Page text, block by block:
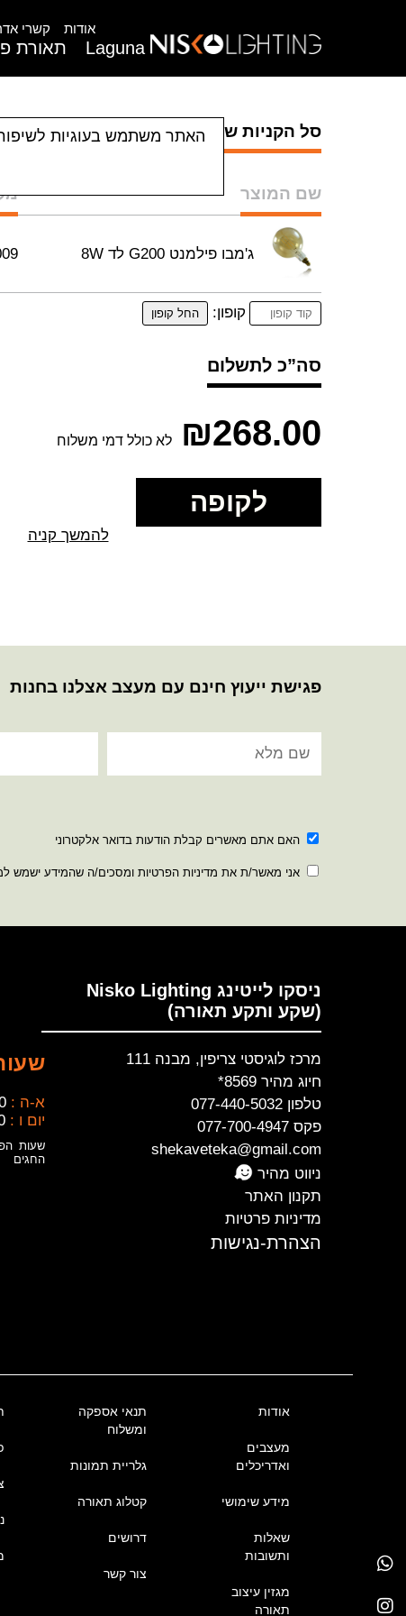
אודות קשרי
Laguna תאורת
סל הקניות שלי
שם המוצר
ג'מבו פילמנט G200 לד 8W
קופון:
סה”כ לתשלום
₪268.00 לא כולל דמי משלוח
לקופה
להמשך קניה
פגישת ייעוץ חינם עם מעצב אצלנו בחנות
האם אתם מאשרים קבלת הודעות בדואר אלקטרוני
אני מאשר/ת את מדיניות הפרטיות ומסכים/ה שהמידע ישמש
ניסקו לייטינג Nisko Lighting
(שקע ותקע תאורה)
מרכז לוגיסטי צריפין, מבנה 111
חיוג מהיר 8569*
טלפון 077-440-5032
פקס 077-700-4947
shekaveteka@gmail.com
ניווט מהיר
תקנון האתר
מדיניות פרטיות
הצהרת-נגישות
א-ה :
יום ו :
שעות
החגים
אודות
מעצבים
ואדריכלים
מידע שימושי
שאלות
ותשובות
מגזין עיצוב
תאורה
תנאי אספקה
ומשלוח
גלריית תמונות
קטלוג תאורה
דרושים
צור קשר
האתר משתמש בעוגיות